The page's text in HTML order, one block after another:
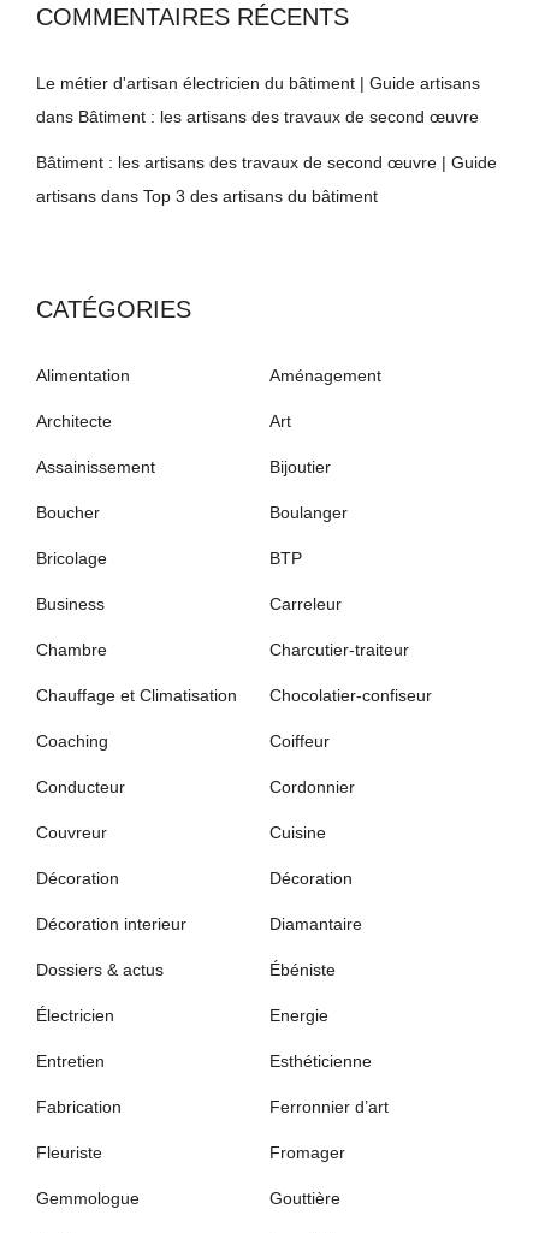
COMMENTAIRES RÉCENTS
Le métier d'artisan électricien du bâtiment | Guide artisans
dans Bâtiment : les artisans des travaux de second œuvre
Bâtiment : les artisans des travaux de second œuvre | Guide
artisans dans Top 3 des artisans du bâtiment
CATÉGORIES
Alimentation Aménagement
Architecte Art
Assainissement Bijoutier
Boucher Boulanger
Bricolage BTP
Business Carreleur
Chambre Charcutier-traiteur
Chauffage et Climatisation Chocolatier-confiseur
Coaching Coiffeur
Conducteur Cordonnier
Couvreur Cuisine
Décoration Décoration
Décoration interieur Diamantaire
Dossiers & actus Ébéniste
Électricien Energie
Entretien Esthéticienne
Fabrication Ferronnier d’art
Fleuriste Fromager
Gemmologue Gouttière